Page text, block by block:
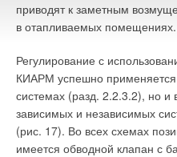
приводят к заметным
в отапливаемых помещениях.
Регулирование с
КИАРМ успешно применяется
системах (разд. 2.2.3.2), но и
зависимых и независимых
(рис. 17). Во всех схемах
имеется обводной клапан с